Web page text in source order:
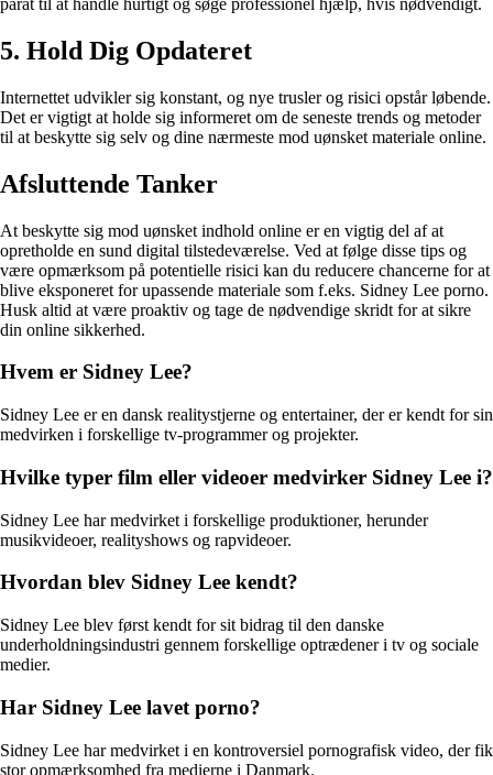
parat til at handle hurtigt og søge professionel hjælp, hvis nødvendigt.
5. Hold Dig Opdateret
Internettet udvikler sig konstant, og nye trusler og risici opstår løbende.
Det er vigtigt at holde sig informeret om de seneste trends og metoder
til at beskytte sig selv og dine nærmeste mod uønsket materiale online.
Afsluttende Tanker
At beskytte sig mod uønsket indhold online er en vigtig del af at
opretholde en sund digital tilstedeværelse. Ved at følge disse tips og
være opmærksom på potentielle risici kan du reducere chancerne for at
blive eksponeret for upassende materiale som f.eks. Sidney Lee porno.
Husk altid at være proaktiv og tage de nødvendige skridt for at sikre
din online sikkerhed.
Hvem er Sidney Lee?
Sidney Lee er en dansk realitystjerne og entertainer, der er kendt for sin
medvirken i forskellige tv-programmer og projekter.
Hvilke typer film eller videoer medvirker Sidney Lee i?
Sidney Lee har medvirket i forskellige produktioner, herunder
musikvideoer, realityshows og rapvideoer.
Hvordan blev Sidney Lee kendt?
Sidney Lee blev først kendt for sit bidrag til den danske
underholdningsindustri gennem forskellige optrædener i tv og sociale
medier.
Har Sidney Lee lavet porno?
Sidney Lee har medvirket i en kontroversiel pornografisk video, der fik
stor opmærksomhed fra medierne i Danmark.